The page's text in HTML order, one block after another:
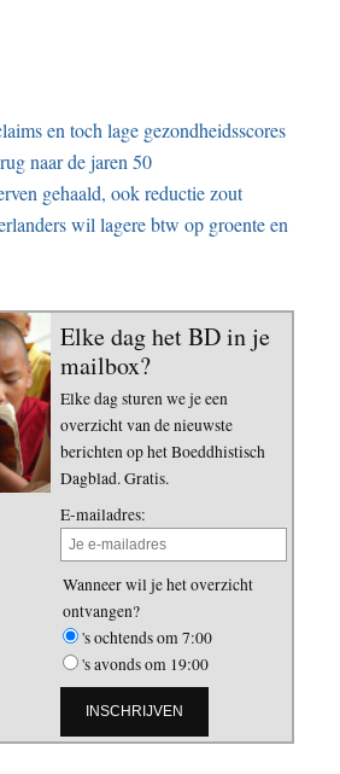
en toch lage gezondheidsscores
naar de jaren 50
gehaald, ook reductie zout
wil lagere btw op groente en
Elke dag het BD in je
mailbox?
Elke dag sturen we je een
overzicht van de nieuwste
berichten op het Boeddhistisch
Dagblad. Gratis.
E-mailadres:
Wanneer wil je het overzicht
ontvangen?
's ochtends om 7:00
's avonds om 19:00